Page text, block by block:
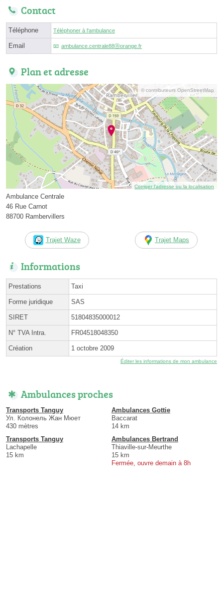
Contact
Téléphone Téléphoner à l'ambulance
Email ambulance.centrale88ⓐorange.fr
Plan et adresse
© contributeurs OpenStreetMap
Corriger l’adresse ou la localisation
Ambulance Centrale
46 Rue Carnot
88700 Rambervillers
Trajet Waze Trajet Maps
Informations
Prestations Taxi
Forme juridique SAS
SIRET 51804835000012
N° TVA Intra. FR04518048350
Création 1 octobre 2009
Éditer les informations de mon ambulance
Ambulances proches
Transports Tanguy
Ул. Колонель Жан Мюет
430 mètres
Ambulances Gottie
Baccarat
14 km
Transports Tanguy
Lachapelle
15 km
Ambulances Bertrand
Thiaville-sur-Meurthe
15 km
Fermée, ouvre demain à 8h